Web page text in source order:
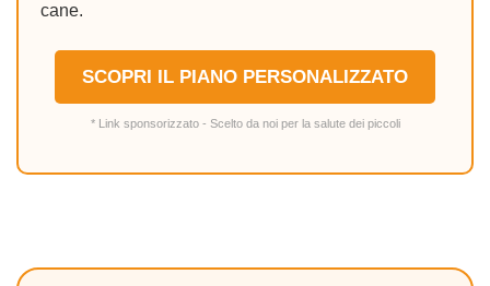
cane.
SCOPRI IL PIANO PERSONALIZZATO
* Link sponsorizzato - Scelto da noi per la salute dei piccoli